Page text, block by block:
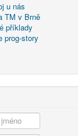
u nás
TM v Brně
příklady
prog-story